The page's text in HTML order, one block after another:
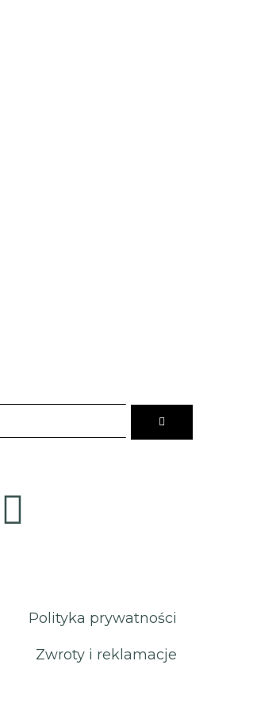
Polityka prywatności
Zwroty i reklamacje